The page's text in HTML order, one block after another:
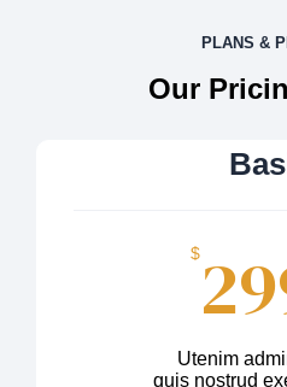
PLANS &
Our
$
Utenim
quis nostrud